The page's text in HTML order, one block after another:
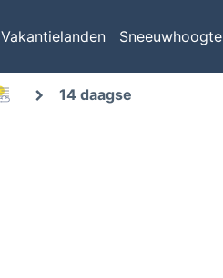
Vakantielanden Sneeuwhoogte
14 daagse